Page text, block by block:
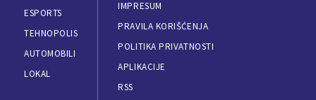
ESPORTS
TEHNOPOLIS
AUTOMOBILI
LOKAL
IMPRESUM
PRAVILA KORIŠĆENJA
POLITIKA PRIVATNOSTI
APLIKACIJE
RSS